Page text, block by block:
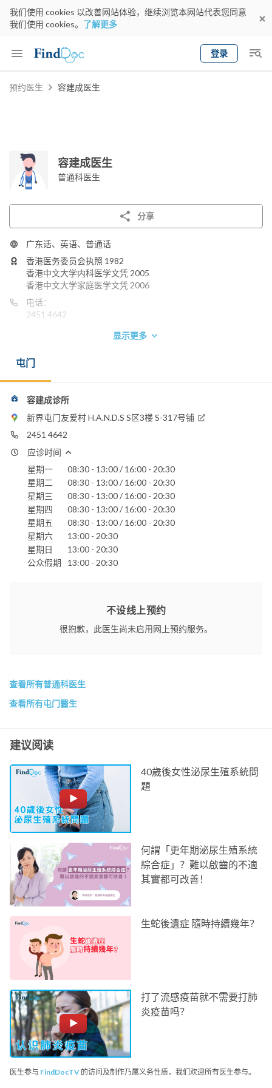
我们使用 cookies 以改善网站体验，继续浏览本网站代表您同意
我们使用 cookies。 了解更多
登录
Keyword
预约医生 容建成医生
容建成医生
普通科医生
分享
广东话、英语、普通话
香港医务委员会执照 1982
香港中文大学内科医学文凭 2005
香港中文大学家庭医学文凭 2006
电话：
2451 4642
显示更多
屯门
容建成诊所
新界屯门友爱村 H.A.N.D.S S区3楼 S-317号铺
2451 4642
应诊时间
星期一
08:30 - 13:00 / 16:00 - 20:30
星期二
08:30 - 13:00 / 16:00 - 20:30
星期三
08:30 - 13:00 / 16:00 - 20:30
星期四
08:30 - 13:00 / 16:00 - 20:30
星期五
08:30 - 13:00 / 16:00 - 20:30
星期六
13:00 - 20:30
星期日
13:00 - 20:30
公众假期
13:00 - 20:30
不设线上预约
很抱歉，此医生尚未启用网上预约服务。
查看所有普通科医生
查看所有屯门醫生
建议阅读
40歲後女性泌尿生殖系統問
題
何謂「更年期泌尿生殖系統
綜合症」？難以啟齒的不適
其實都可改善！
生蛇後遺症 隨時持續幾年？
打了流感疫苗就不需要打肺
炎疫苗吗？
医生参与 FindDocTV 的访问及制作乃属义务性质，我们欢迎所有医生参与。